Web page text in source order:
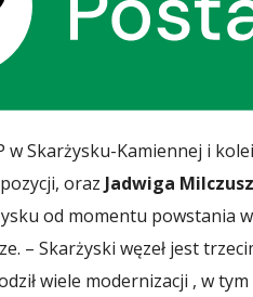
w Skarżysku-Kamiennej i
oraz Jadwiga
od momentu powstania
– Skarżyski węzeł jest
wiele modernizacji , w